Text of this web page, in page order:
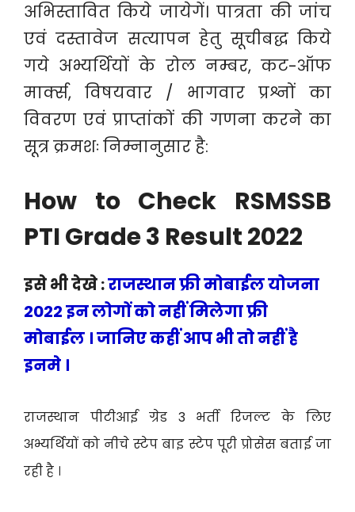
अभिस्तावित किये जायेगें। पात्रता की जांच
एवं दस्तावेज सत्यापन हेतु सूचीबद्ध किये
गये अभ्यर्थियों के रोल नम्बर, कट-ऑफ
मार्क्स, विषयवार / भागवार प्रश्नों का
विवरण एवं प्राप्तांकों की गणना करने का
सूत्र क्रमशः निम्नानुसार है:
How to Check RSMSSB
PTI Grade 3 Result 2022
इसे भी देखे :राजस्थान फ्री मोबाईल योजना
2022 इन लोगों को नहीं मिलेगा फ्री
मोबाईल । जानिए कहीं आप भी तो नहीं है
इनमे ।
राजस्थान पीटीआई ग्रेड 3 भर्ती रिजल्ट के लिए
अभ्यर्थियों को नीचे स्टेप बाइ स्टेप पूरी प्रोसेस बताई जा
रही है ।